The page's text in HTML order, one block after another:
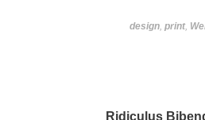
design, print,
Ridiculus